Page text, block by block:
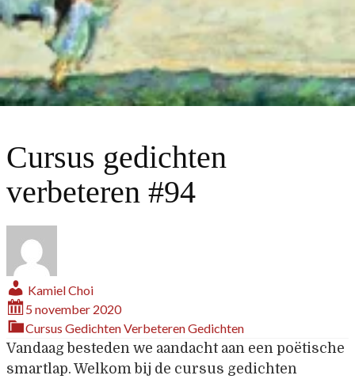
Cursus gedichten
verbeteren #94
Kamiel Choi
5 november 2020
Cursus Gedichten VerbeterenGedichten
Vandaag besteden we aandacht aan een poëtische
smartlap. Welkom bij de cursus gedichten